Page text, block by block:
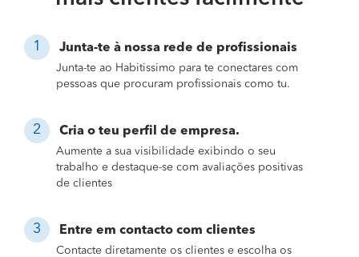
Junta-te à nossa rede de profissionais
Junta-te ao Habitissimo para te conectares com
pessoas que procuram profissionais como tu.
Cria o teu perfil de empresa.
Aumente a sua visibilidade exibindo o seu
trabalho e destaque-se com avaliações positivas
de clientes
Entre em contacto com clientes
Contacte diretamente os clientes e escolha os